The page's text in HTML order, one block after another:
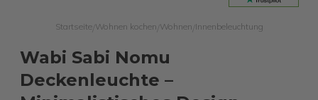
Startseite/ Wohnen kochen Wohnen Innenbeleuchtung
Wabi Sabi Nomu
Deckenleuchte –